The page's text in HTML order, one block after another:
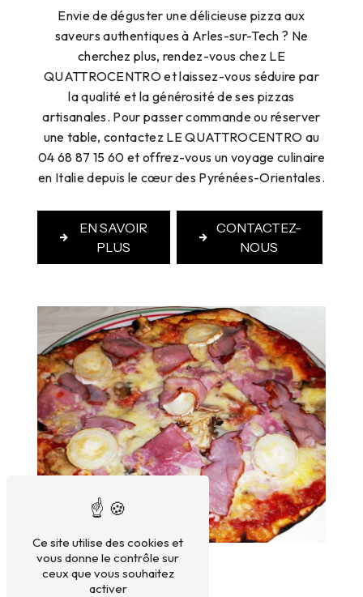
Envie de déguster une délicieuse pizza aux
saveurs authentiques à Arles-sur-Tech ? Ne
cherchez plus, rendez-vous chez LE
QUATTROCENTRO et laissez-vous séduire par
la qualité et la générosité de ses pizzas
artisanales. Pour passer commande ou réserver
une table, contactez LE QUATTROCENTRO au
04 68 87 15 60 et offrez-vous un voyage culinaire
en Italie depuis le cœur des Pyrénées-Orientales.
EN SAVOIR
PLUS
CONTACTEZ-
NOUS
Ce site utilise des cookies et
vous donne le contrôle sur
ceux que vous souhaitez
activer